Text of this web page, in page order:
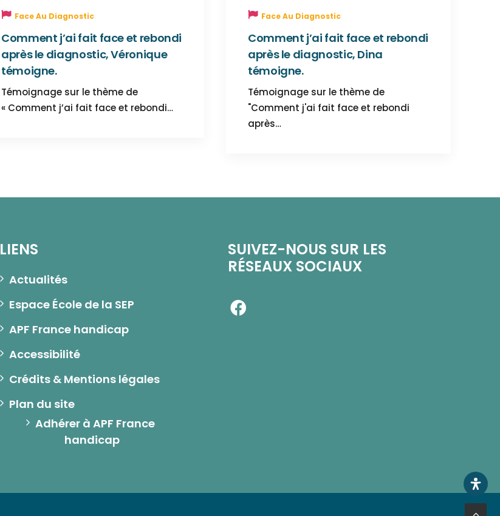
Face Au Diagnostic
Comment j’ai fait face et rebondi
après le diagnostic, Véronique
témoigne.
Témoignage sur le thème de
« Comment j’ai fait face et rebondi…
Face Au Diagnostic
Comment j’ai fait face et rebondi
après le diagnostic, Dina
témoigne.
Témoignage sur le thème de
"Comment j'ai fait face et rebondi
après…
LIENS
Actualités
Espace École de la SEP
APF France handicap
Accessibilité
Crédits & Mentions légales
Plan du site
Adhérer à APF France
handicap
SUIVEZ-NOUS SUR LES
RÉSEAUX SOCIAUX